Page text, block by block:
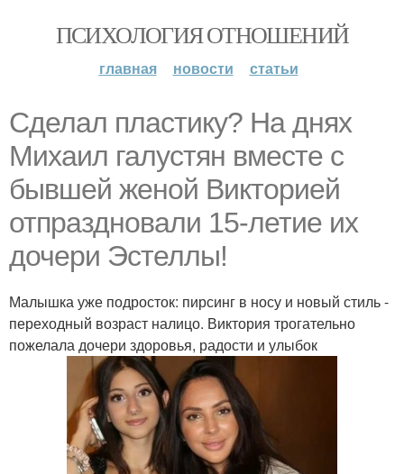
ПСИХОЛОГИЯ ОТНОШЕНИЙ
главная новости статьи
Сделал пластику? На днях
Михаил галустян вместе с
бывшей женой Викторией
отпраздновали 15-летие их
дочери Эстеллы!
Малышка уже подросток: пирсинг в носу и новый стиль -
переходный возраст налицо. Виктория трогательно
пожелала дочери здоровья, радости и улыбок